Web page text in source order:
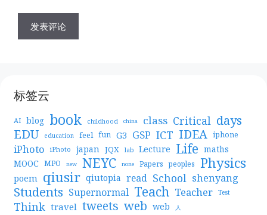
标签云
AI blog book childhood china class Critical days
EDU education feel fun G3 GSP ICT IDEA iphone
iPhoto iPhoto japan JQX lab Lecture Life maths
MOOC MPO new NEYC none Papers peoples Physics
poem qiusir qiutopia read School shenyang
Students Supernormal Teach Teacher Test
Think travel tweets web web 人